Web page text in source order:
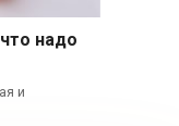
надо
и